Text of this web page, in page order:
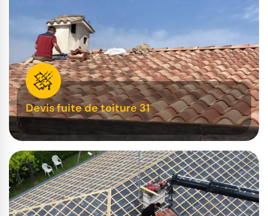
Devis fuite de toiture 31